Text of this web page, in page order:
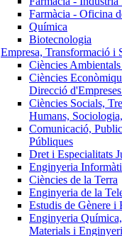
Farmàcia - Oficina
Química
Biotecnologia
Empresa, Transformació i
Ciències
Ciències
Direcció
Ciències Socials,
Humans,
Comunicació,
Públiques
Dret i Especialitats
Enginyeria
Ciències de la Terra
Enginyeria de la
Estudis de Gènere i
Enginyeria
Materials i